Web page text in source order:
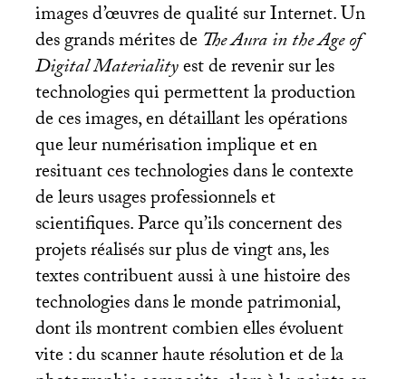
images d’œuvres de qualité sur Internet. Un
des grands mérites deThe Aura in the Age of
Digital Materialityest de revenir sur les
technologies qui permettent la production
de ces images, en détaillant les opérations
que leur numérisation implique et en
resituant ces technologies dans le contexte
de leurs usages professionnels et
scientifiques. Parce qu’ils concernent des
projets réalisés sur plus de vingt ans, les
textes contribuent aussi à une histoire des
technologies dans le monde patrimonial,
dont ils montrent combien elles évoluent
vite : du scanner haute résolution et de la